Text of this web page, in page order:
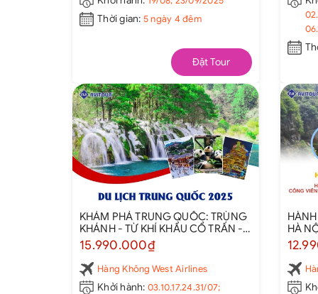
Thời gian: 5 ngày 4 đêm
Đặt Tour
KHÁM PHÁ TRUNG QUỐC: TRÙNG
KHÁNH - TỪ KHÍ KHẨU CỔ TRẤN -
HỒNG NHAI ĐỘNG - CÔNG VIÊN
GẤU TRÚC - TỊNH THỔ A BÁ - NGÕ
RỘNG NGÕ HẸP- THÀNH ĐÔ -
CỬU TRẠI CÂU
15.990.000₫
Hàng Không West Airlines
Khởi hành: 03.10.17.24.31/07;
HÀ